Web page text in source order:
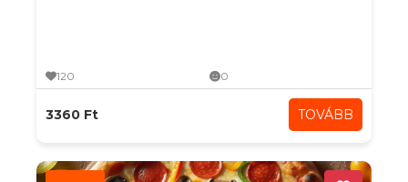
120 0
3360 Ft TOVÁBB